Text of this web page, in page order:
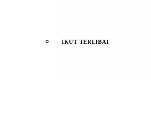
IKUT TERLIBAT